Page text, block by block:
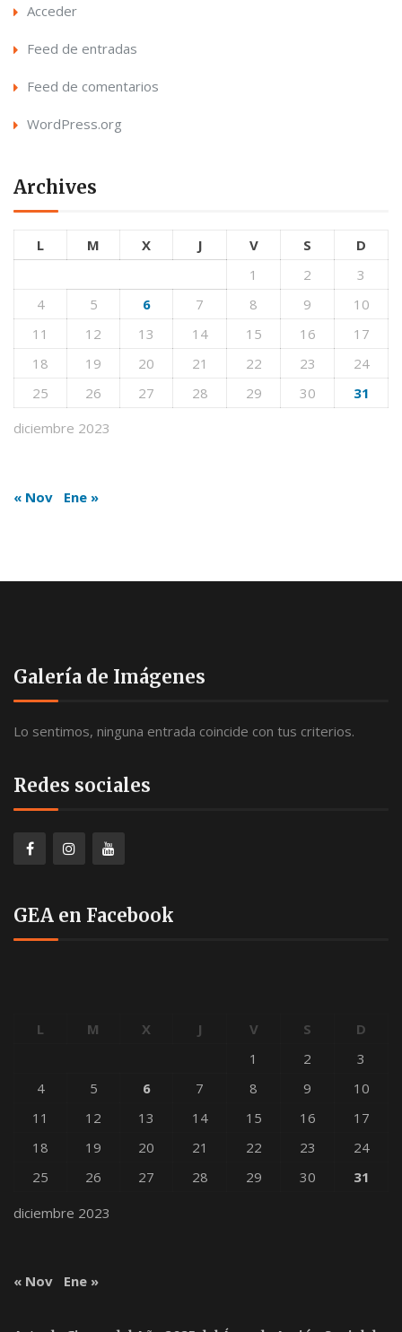
Acceder
Feed de entradas
Feed de comentarios
WordPress.org
Archives
diciembre 2023
L M X J V S
D
1
2
3
4
5 6 7 8 9
10
11
12 13 14 15 16
17
18
19 20 21 22 23
24
25
26 27 28 29 30 31
« Nov Ene »
Galería de Imágenes
Lo sentimos, ninguna entrada coincide con tus criterios.
Redes sociales
GEA en Facebook
diciembre 2023
L M X J V S
D
1
2
3
4
5 6 7 8 9
10
11
12 13 14 15 16
17
18
19 20 21 22 23
24
25
26 27 28 29 30 31
« Nov Ene »